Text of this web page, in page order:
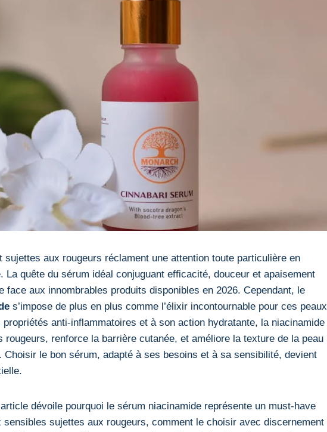
sujettes aux rougeurs réclament une attention toute particulière en
La quête du sérum idéal conjuguant efficacité, douceur et apaisement
face aux innombrables produits disponibles en 2026. Cependant, le
s’impose de plus en plus comme l’élixir incontournable pour ces peaux
anti-inflammatoires et à son action hydratante, la niacinamide
rougeurs, renforce la barrière cutanée, et améliore la texture de la peau
Choisir le bon sérum, adapté à ses besoins et à sa sensibilité, devient
dévoile pourquoi le sérum niacinamide représente un must-have
sensibles sujettes aux rougeurs, comment le choisir avec discernement